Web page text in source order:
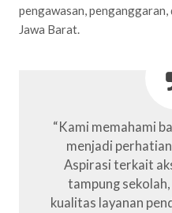
pengawasan,
Jawa Barat.
“Kami memahami
menjadi
Aspirasi terkait
tampung
kualitas layanan